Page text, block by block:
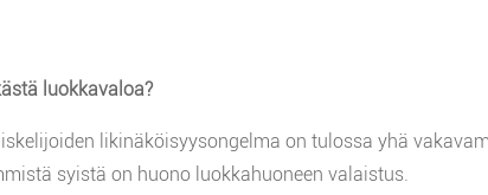
luokkavaloa?
likinäköisyysongelma on tulossa yhä
syistä on huono luokkahuoneen valaistus.